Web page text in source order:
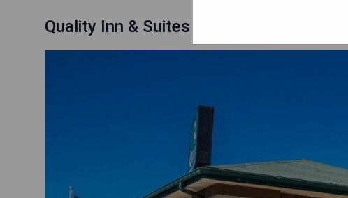
Quality Inn & Suites Altoona - Des Moines